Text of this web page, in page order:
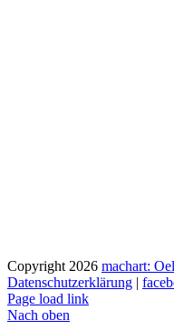
Copyright 2026 machart:
Datenschutzerklärung |
Page load link
Nach oben